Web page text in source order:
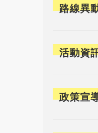
路線異
活動資
政策宣